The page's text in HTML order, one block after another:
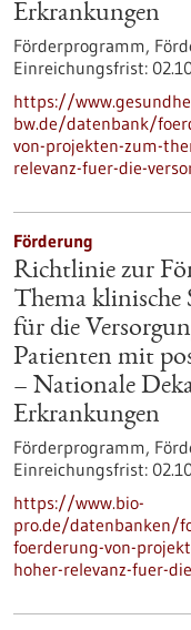
Erkrankungen
Förderprogramm,
Einreichungsfrist:
https://
bw.de/datenbank/
von-projekten-zum-
relevanz-fuer-die-
Förderung
Richtlinie zur
Thema klinische
für die
Patienten mit
– Nationale
Erkrankungen
Förderprogramm,
Einreichungsfrist:
https://www.bio-
pro.de/datenbanken/
foerderung-von-
hoher-relevanz-fuer-